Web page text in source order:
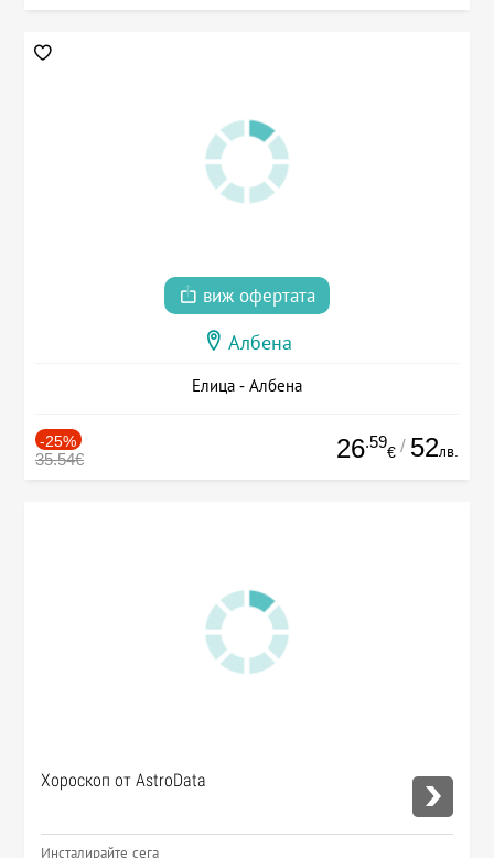
виж офертата
Албена
Елица - Албена
-25%
35.54€ 26.59
€ / 52лв.
Хороскоп от AstroData
Инсталирайте сега